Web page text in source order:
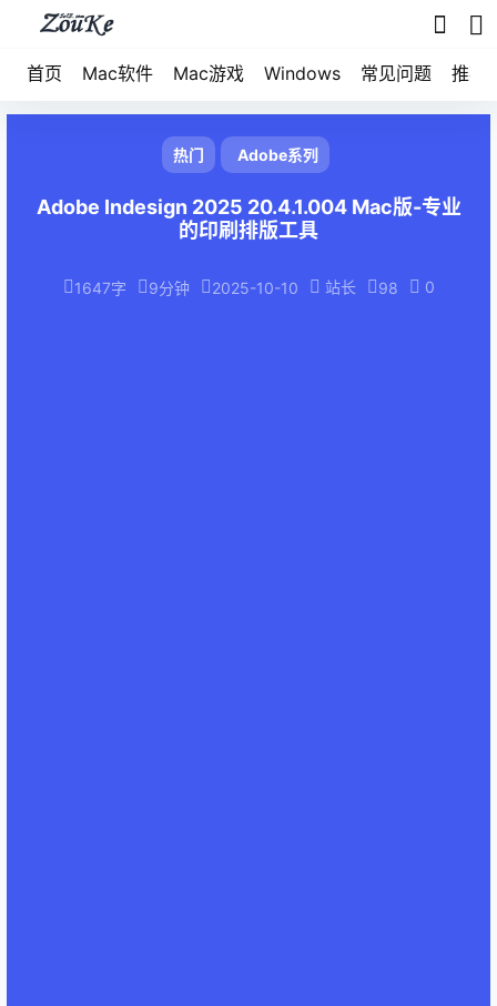
首页 Mac软件 Mac游戏 Windows 常见问题 推荐
热门 Adobe系列
Adobe Indesign 2025 20.4.1.004 Mac版-专业
的印刷排版工具
1647字 9分钟 2025-10-10 站长 98 0